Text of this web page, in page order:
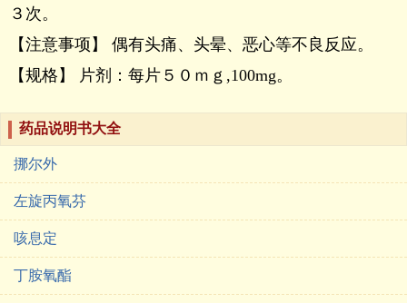
３次。
【注意事项】 偶有头痛、头晕、恶心等不良反应。
【规格】 片剂：每片５０ｍｇ,100mg。
药品说明书大全
挪尔外
左旋丙氧芬
咳息定
丁胺氧酯